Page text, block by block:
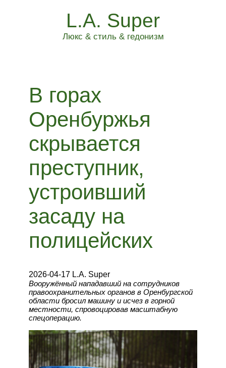
L.A. Super
Люкс & стиль & гедонизм
В горах
Оренбуржья
скрывается
преступник,
устроивший
засаду на
полицейских
2026-04-17 L.A. Super
Вооружённый нападавший на сотрудников
правоохранительных органов в Оренбургской
области бросил машину и исчез в горной
местности, спровоцировав масштабную
спецоперацию.